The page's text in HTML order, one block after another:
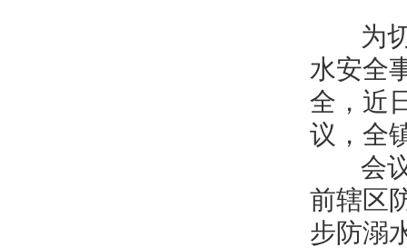
为切
水安全
全，近
议，全
会议
前辖区
步防溺